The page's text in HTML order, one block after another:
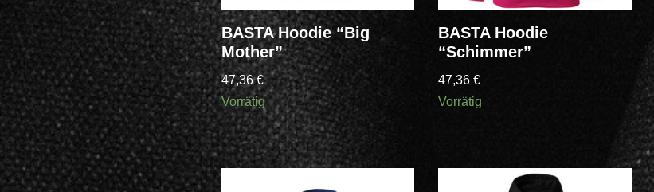
BASTA Hoodie “Big
Mother”
47,36€
Vorrätig
BASTA Hoodie
“Schimmer”
47,36€
Vorrätig